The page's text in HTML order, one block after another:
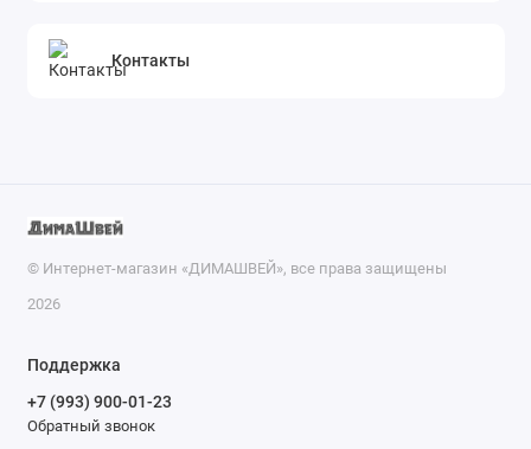
Контакты
© Интернет-магазин «ДИМАШВЕЙ», все права защищены
2026
Поддержка
+7 (993) 900-01-23
Обратный звонок